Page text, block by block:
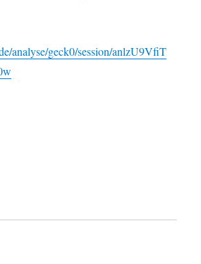
analyse/geck0/session/anlzU9VfiT